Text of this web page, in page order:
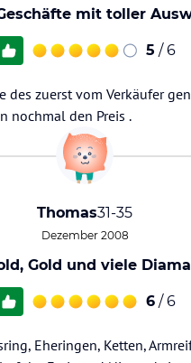
mit toller
5 / 6
zuerst vom Verkäufer
nochmal den Preis .
Thomas31-35
Dezember 2008
Gold und viele
6 / 6
Eheringen, Ketten,